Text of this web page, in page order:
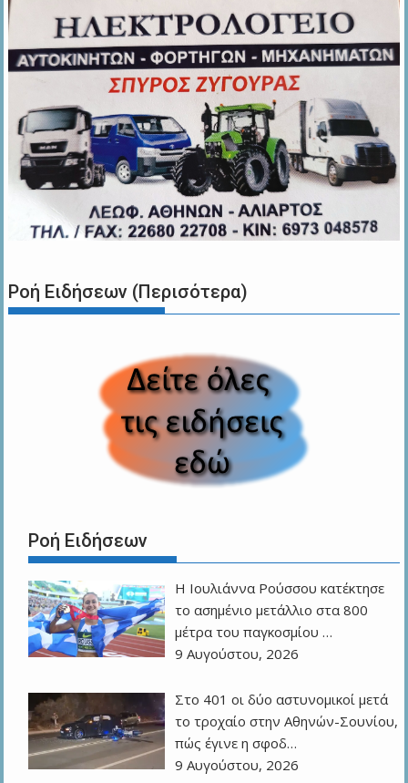
Ροή Ειδήσεων (Περισότερα)
Ροή Ειδήσεων
Η Ιουλιάννα Ρούσσου κατέκτησε
το ασημένιο μετάλλιο στα 800
μέτρα του παγκοσμίου …
9 Αυγούστου, 2026
Στο 401 οι δύο αστυνομικοί μετά
το τροχαίο στην Αθηνών-Σουνίου,
πώς έγινε η σφοδ…
9 Αυγούστου, 2026